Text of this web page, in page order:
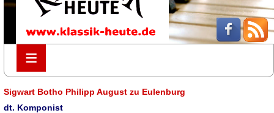
≡
≡
Sigwart Botho Philipp August zu Eulenburg
dt. Komponist